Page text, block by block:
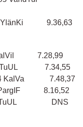
9.36,63
7.28,99
7.34,55
7.48,37
8.16,52
DNS